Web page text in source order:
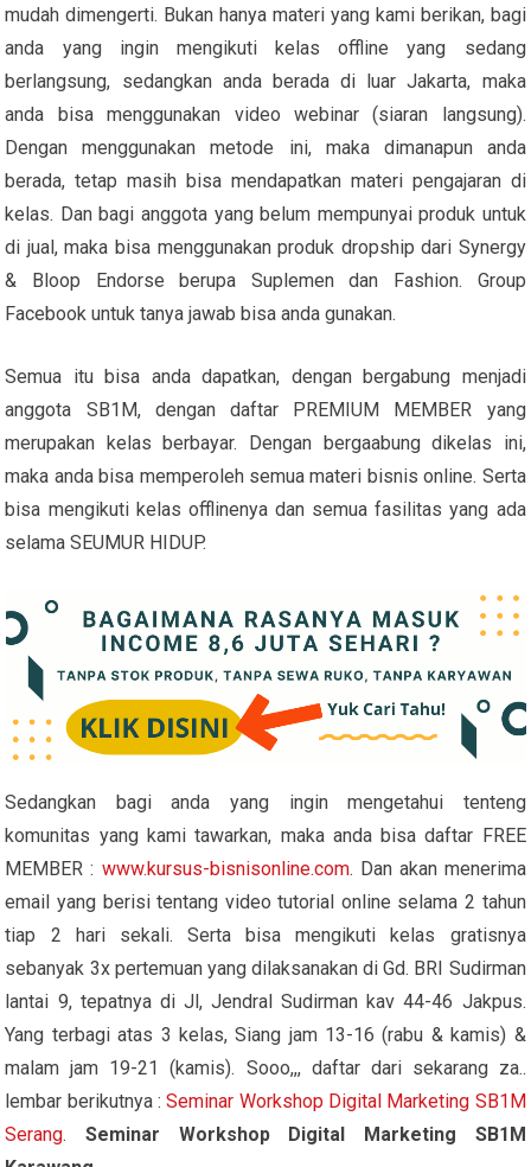
mudah dimengerti. Bukan hanya materi yang kami berikan, bagi
anda yang ingin mengikuti kelas offline yang sedang
berlangsung, sedangkan anda berada di luar Jakarta, maka
anda bisa menggunakan video webinar (siaran langsung).
Dengan menggunakan metode ini, maka dimanapun anda
berada, tetap masih bisa mendapatkan materi pengajaran di
kelas. Dan bagi anggota yang belum mempunyai produk untuk
di jual, maka bisa menggunakan produk dropship dari Synergy
& Bloop Endorse berupa Suplemen dan Fashion. Group
Facebook untuk tanya jawab bisa anda gunakan.
Semua itu bisa anda dapatkan, dengan bergabung menjadi
anggota SB1M, dengan daftar PREMIUM MEMBER yang
merupakan kelas berbayar. Dengan bergaabung dikelas ini,
maka anda bisa memperoleh semua materi bisnis online. Serta
bisa mengikuti kelas offlinenya dan semua fasilitas yang ada
selama SEUMUR HIDUP.
Sedangkan bagi anda yang ingin mengetahui tenteng
komunitas yang kami tawarkan, maka anda bisa daftar FREE
MEMBER : www.kursus-bisnisonline.com. Dan akan menerima
email yang berisi tentang video tutorial online selama 2 tahun
tiap 2 hari sekali. Serta bisa mengikuti kelas gratisnya
sebanyak 3x pertemuan yang dilaksanakan di Gd. BRI Sudirman
lantai 9, tepatnya di Jl, Jendral Sudirman kav 44-46 Jakpus.
Yang terbagi atas 3 kelas, Siang jam 13-16 (rabu & kamis) &
malam jam 19-21 (kamis). Sooo,,, daftar dari sekarang za..
lembar berikutnya :Seminar Workshop Digital Marketing SB1M
Serang.Seminar Workshop Digital Marketing SB1M